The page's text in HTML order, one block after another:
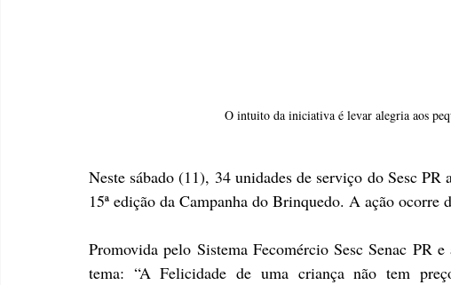
O intuito da iniciativa é levar alegria aos
Neste sábado (11), 34 unidades de serviço do Sesc PR
15ª edição da Campanha do Brinquedo. A ação ocorre
Promovida pelo Sistema Fecomércio Sesc Senac PR
tema: “A Felicidade de uma criança não tem